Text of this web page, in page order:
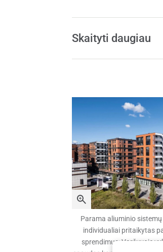
Skaityti daugiau
Parama aliuminio
individualiai pritaikytas
sprendimus: Varšuvoje